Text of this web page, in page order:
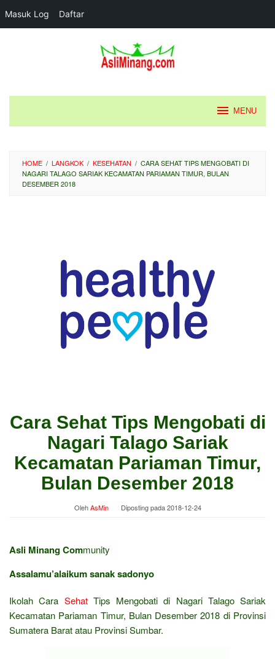
Masuk Log Daftar
MENU
HOME / LANGKOK / KESEHATAN / CARA SEHAT TIPS MENGOBATI DI
NAGARI TALAGO SARIAK KECAMATAN PARIAMAN TIMUR, BULAN
DESEMBER 2018
Cara Sehat Tips Mengobati di
Nagari Talago Sariak
Kecamatan Pariaman Timur,
Bulan Desember 2018
OlehAsMin Diposting pada2018-12-24
Asli Minang Community
Assalamu’alaikum sanak sadonyo
Ikolah Cara SehatTips Mengobati di Nagari Talago Sariak
Kecamatan Pariaman Timur, Bulan Desember 2018 di Provinsi
Sumatera Barat atau Provinsi Sumbar.